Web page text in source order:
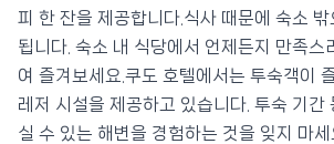
피 한 잔을 제공합니다.식사 때문에 숙소
됩니다. 숙소 내 식당에서 언제든지 만족스
여 즐겨보세요.쿠도 호텔에서는 투숙객이
레저 시설을 제공하고 있습니다. 투숙 기간
실 수 있는 해변을 경험하는 것을 잊지 마